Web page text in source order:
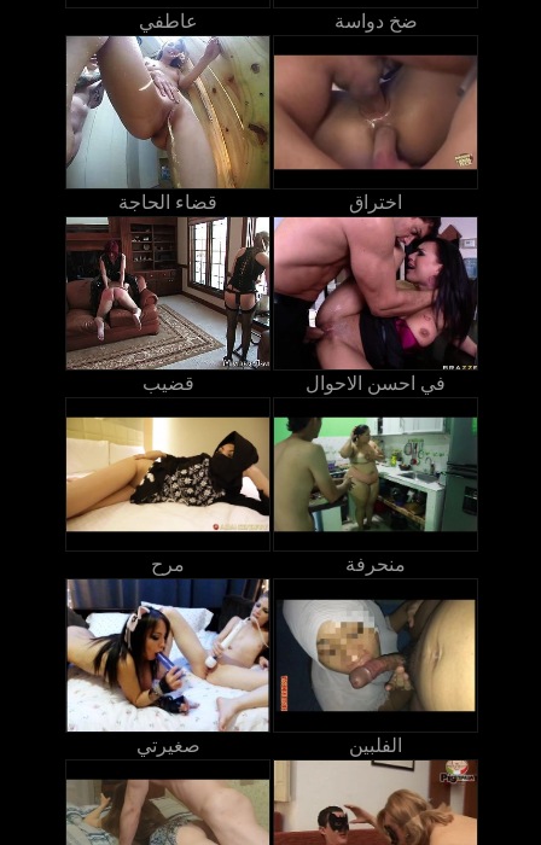
عاطفي ضخ دواسة
قضاء الحاجة اختراق
قضيب في احسن الاحوال
مرح منحرفة
صغيرتي الفلبين